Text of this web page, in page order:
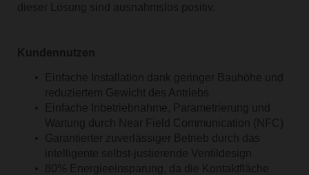
dieser Lösung sind ausnahmslos positiv.
Kundennutzen
Einfache Installation dank geringer Bauhöhe und
reduziertem Gewicht des Antriebs
Einfache Inbetriebnahme, Parametrierung und
Wartung durch Near Field Communication (NFC)
Garantierter zuverlässiger Betrieb durch das
intelligente selbst-justierende Ventildesign
80% Energieeinsparung, da die Kontaktfläche